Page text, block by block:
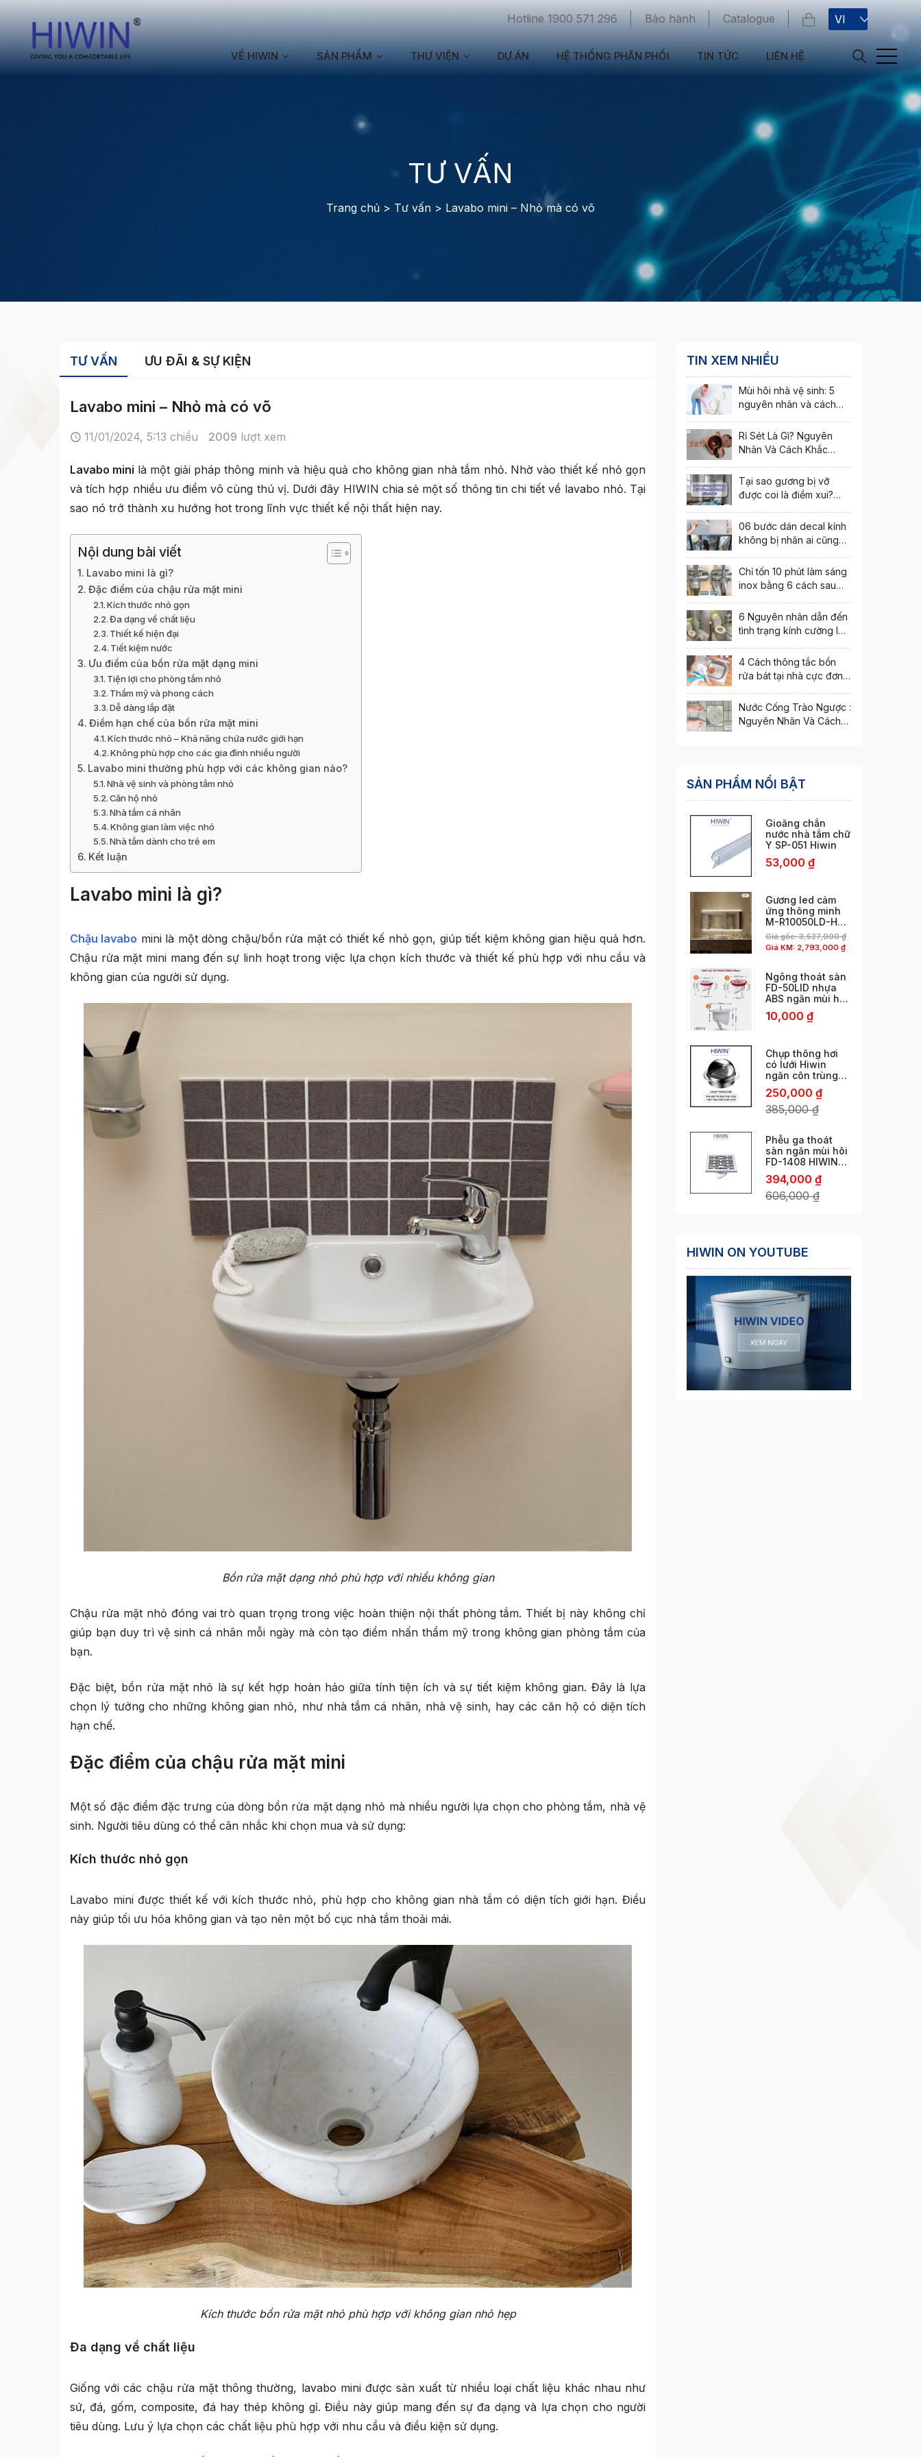
Hotline 1900 571 296 Bảo hành Catalogue VI
VỀ HIWIN SẢN PHẨM THƯ VIỆN DỰ ÁN HỆ THỐNG PHÂN PHỐI TIN TỨC LIÊN HỆ
TƯ VẤN
Trang chủ > Tư vấn > Lavabo mini – Nhỏ mà có võ
TƯ VẤN ƯU ĐÃI & SỰ KIỆN
Lavabo mini – Nhỏ mà có võ
11/01/2024, 5:13 chiều 2009 lượt xem
Lavabo mini là một giải pháp thông minh và hiệu quả cho không gian nhà tắm nhỏ. Nhờ vào thiết kế nhỏ gọn
và tích hợp nhiều ưu điểm vô cùng thú vị. Dưới đây HIWIN chia sẻ một số thông tin chi tiết về lavabo nhỏ. Tại
sao nó trở thành xu hướng hot trong lĩnh vực thiết kế nội thất hiện nay.
Nội dung bài viết
Lavabo mini là gì?
Đặc điểm của chậu rửa mặt mini
Kích thước nhỏ gọn
Đa dạng về chất liệu
Thiết kế hiện đại
Tiết kiệm nước
Ưu điểm của bồn rửa mặt dạng mini
Tiện lợi cho phòng tắm nhỏ
Thẩm mỹ và phong cách
Dễ dàng lắp đặt
Điểm hạn chế của bồn rửa mặt mini
Kích thước nhỏ – Khả năng chứa nước giới hạn
Không phù hợp cho các gia đình nhiều người
Lavabo mini thường phù hợp với các không gian nào?
Nhà vệ sinh và phòng tắm nhỏ
Căn hộ nhỏ
Nhà tắm cá nhân
Không gian làm việc nhỏ
Nhà tắm dành cho trẻ em
Kết luận
Lavabo mini là gì?
Chậu lavabo mini là một dòng chậu/bồn rửa mặt có thiết kế nhỏ gọn, giúp tiết kiệm không gian hiệu quả hơn.
Chậu rửa mặt mini mang đến sự linh hoạt trong việc lựa chọn kích thước và thiết kế phù hợp với nhu cầu và
không gian của người sử dụng.
Bồn rửa mặt dạng nhỏ phù hợp với nhiều không gian
Chậu rửa mặt nhỏ đóng vai trò quan trọng trong việc hoàn thiện nội thất phòng tắm. Thiết bị này không chỉ
giúp bạn duy trì vệ sinh cá nhân mỗi ngày mà còn tạo điểm nhấn thẩm mỹ trong không gian phòng tắm của
bạn.
Đặc biệt, bồn rửa mặt nhỏ là sự kết hợp hoàn hảo giữa tính tiện ích và sự tiết kiệm không gian. Đây là lựa
chọn lý tưởng cho những không gian nhỏ, như nhà tắm cá nhân, nhà vệ sinh, hay các căn hộ có diện tích
hạn chế.
Đặc điểm của chậu rửa mặt mini
Một số đặc điểm đặc trưng của dòng bồn rửa mặt dạng nhỏ mà nhiều người lựa chọn cho phòng tắm, nhà vệ
sinh. Người tiêu dùng có thể cân nhắc khi chọn mua và sử dụng:
Kích thước nhỏ gọn
Lavabo mini được thiết kế với kích thước nhỏ, phù hợp cho không gian nhà tắm có diện tích giới hạn. Điều
này giúp tối ưu hóa không gian và tạo nên một bố cục nhà tắm thoải mái.
Kích thước bồn rửa mặt nhỏ phù hợp với không gian nhỏ hẹp
Đa dạng về chất liệu
Giống với các chậu rửa mặt thông thường, lavabo mini được sản xuất từ nhiều loại chất liệu khác nhau như
sứ, đá, gốm, composite, đá hay thép không gỉ. Điều này giúp mang đến sự đa dạng và lựa chọn cho người
tiêu dùng. Lưu ý lựa chọn các chất liệu phù hợp với nhu cầu và điều kiện sử dụng.
TIN XEM NHIỀU
Mùi hôi nhà vệ sinh: 5
nguyên nhân và cách
Rỉ Sét Là Gì? Nguyên
Nhân Và Cách Khắc
Tại sao gương bị vỡ
được coi là điềm xui?
06 bước dán decal kính
không bị nhăn ai cũng
Chỉ tốn 10 phút làm sáng
inox bằng 6 cách sau
6 Nguyên nhân dẫn đến
tình trạng kính cường lực
4 Cách thông tắc bồn
rửa bát tại nhà cực đơn
Nước Cống Trào Ngược :
Nguyên Nhân Và Cách
SẢN PHẨM NỔI BẬT
Gioăng chắn
nước nhà tắm chữ
Y SP-051 Hiwin
53,000 ₫
Gương led cảm
ứng thông minh
M-R10050LD-H
phun cát viền độc
đáo
Giá gốc:3,527,000₫
Giá KM: 2,793,000 ₫
Ngõng thoát sàn
FD-50LID nhựa
ABS ngăn mùi hôi
cống thoát nhanh
chống côn trùng
10,000 ₫
Chụp thông hơi
có lưới Hiwin
ngăn côn trùng
phi 60/ 76 /80/
110/ 120/ 150 /160
/180 /200 /250
250,000 ₫
385,000₫
Phễu ga thoát
sàn ngăn mùi hôi
FD-1408 HIWIN
ngăn mùi vượt trội
394,000 ₫
606,000₫
HIWIN ON YOUTUBE